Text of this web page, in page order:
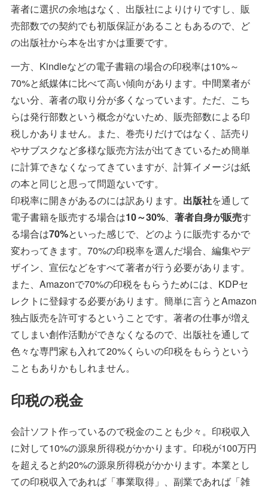
著者に選択の余地はなく、出版社によりけりですし、販
売部数での契約でも初版保証があることもあるので、ど
の出版社から本を出すかは重要です。
一方、Kindleなどの電子書籍の場合の印税率は10%～
70%と紙媒体に比べて高い傾向があります。中間業者が
ない分、著者の取り分が多くなっています。ただ、こち
らは発行部数という概念がないため、販売部数による印
税しかありません。また、巻売りだけではなく、話売り
やサブスクなど多様な販売方法が出てきているため簡単
に計算できなくなってきていますが、計算イメージは紙
の本と同じと思って問題ないです。
印税率に開きがあるのには訳あります。 出版社を通して
電子書籍を販売する場合は10～30%、 著者自身が販売す
る場合は70%といった感じで、どのように販売するかで
変わってきます。70%の印税率を選んだ場合、編集やデ
ザイン、宣伝などをすべて著者が行う必要があります。
また、Amazonで70%の印税をもらうためには、KDPセ
レクトに登録する必要があります。簡単に言うとAmazon
独占販売を許可するということです。著者の仕事が増え
てしまい創作活動ができなくなるので、出版社を通して
色々な専門家も入れて20%くらいの印税をもらうという
こともありかもしれません。
印税の税金
会計ソフト作っているので税金のことも少々。印税収入
に対して10%の源泉所得税がかかります。印税が100万円
を超えると約20%の源泉所得税がかかります。本業とし
ての印税収入であれば「事業取得」、副業であれば「雑